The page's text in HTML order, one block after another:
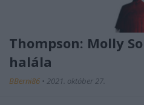
Thompson: Molly
halála
BBerni86 • 2021. október 27.